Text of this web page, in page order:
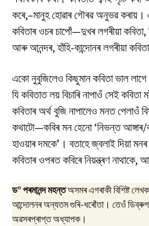
কৰে,–মানুহ হোৱাৰ গৌৰৱ অনুভৱ কৰায়।
কবিতাৰ ওচৰ চাপোঁ—দুখৰ লগৰীয়া কবিতা,
আৰু আনন্দৰ, হাঁহি-কান্দোনৰ লগৰীয়া
একো নুবুজিলেও কিছুমান কবিতা ভাল
যি কবিতাত লয় বিচাৰি নাপাওঁ সেই
কবিতাৰ অৰ্থ বুজি নাপালেও মনত পেলাওঁ
কথাটো—কবিৰ মন হেনো ‘নিভন্ত আঙ্গাৰ/
হাওয়াৰ দমকে’। বতাহে জ্বলাই দিয়া
কবিতাৰ ওপৰত কবিৰে নিয়ন্ত্ৰণ নাথাকে,
ড০ পৰমানন্দ মহন্তঅসমৰ এগৰাকী বিশিষ্ট
আন্দোলনৰ অন্যতম গুৰি-ধৰোঁতা। তেওঁ ডিব্ৰুগড়
অৱসৰপ্ৰাপ্ত অধ্যাপক।